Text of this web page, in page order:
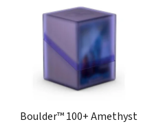
Boulder™ 100+ Amethyst